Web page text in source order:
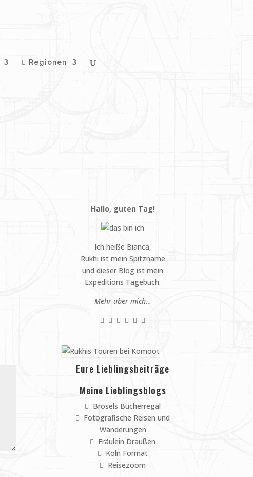
Regionen
Hallo, guten Tag!
Ich heiße Bianca,
Rukhi ist mein Spitzname
und dieser Blog ist mein
Expeditions Tagebuch.
Mehr über mich…
Eure Lieblingsbeiträge
Meine Lieblingsblogs
Brösels Bücherregal
Fotografische Reisen und
Wanderungen
Fräulein Draußen
Köln Format
Reisezoom